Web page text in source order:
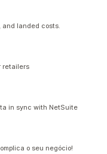
and landed costs.
retailers
in sync with NetSuite
o seu negócio!